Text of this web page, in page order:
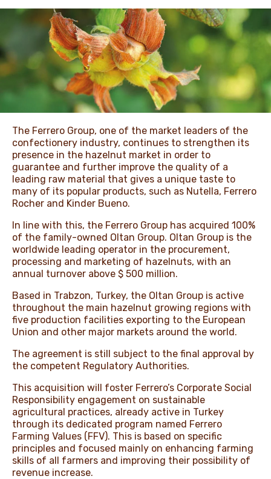
МАНСАП
ЖАҢАЛЫҚТАР ЖӘНЕ
ОҚИҒАЛАР
ӘДЕП КОДЕКСІ
The Ferrero Group, one of the market leaders of the
confectionery industry, continues to strengthen its
presence in the hazelnut market in order to
guarantee and further improve the quality of a
leading raw material that gives a unique taste to
many of its popular products, such as Nutella, Ferrero
Rocher and Kinder Bueno.
In line with this, the Ferrero Group has acquired 100%
of the family-owned Oltan Group. Oltan Group is the
worldwide leading operator in the procurement,
processing and marketing of hazelnuts, with an
annual turnover above $ 500 million.
Based in Trabzon, Turkey, the Oltan Group is active
throughout the main hazelnut growing regions with
five production facilities exporting to the European
Union and other major markets around the world.
The agreement is still subject to the final approval by
the competent Regulatory Authorities.
This acquisition will foster Ferrero’s Corporate Social
Responsibility engagement on sustainable
agricultural practices, already active in Turkey
through its dedicated program named Ferrero
Farming Values (FFV). This is based on specific
principles and focused mainly on enhancing farming
skills of all farmers and improving their possibility of
revenue increase.